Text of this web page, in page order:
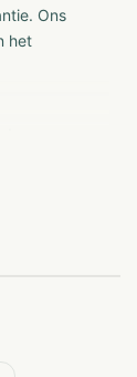
Ons
het
Met
minuten